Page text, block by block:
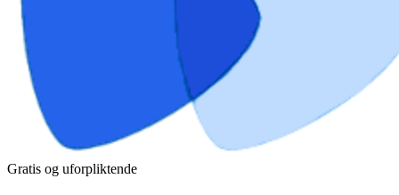
Gratis og uforpliktende